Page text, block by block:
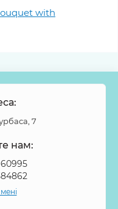
with
7
нам: